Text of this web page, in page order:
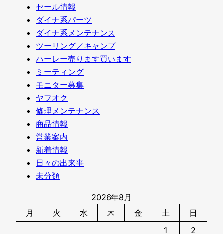
セール情報
ダイナ系パーツ
ダイナ系メンテナンス
ツーリング／キャンプ
ハーレー売ります買います
ミーティング
モニター募集
ヤフオク
修理メンテナンス
商品情報
営業案内
新着情報
日々の出来事
未分類
2026年8月
月
火 水 木 金 土
日
1
2